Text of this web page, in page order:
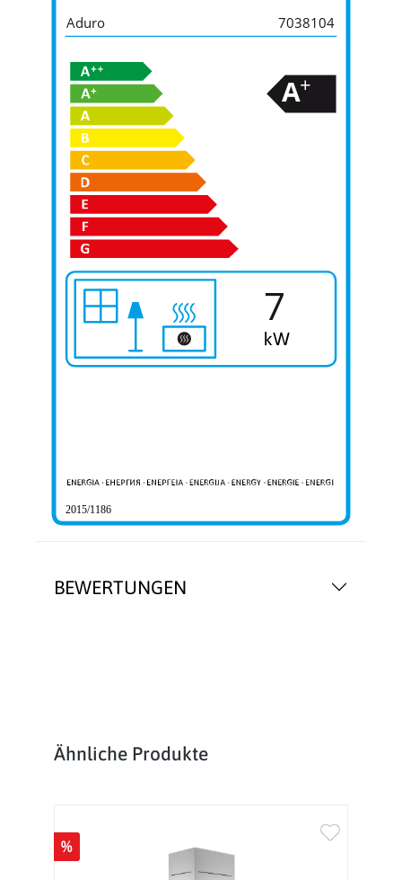
BEWERTUNGEN
Aduro 7038104
2015/1186
7
A+
Produktgalerie überspringen
Ähnliche Produkte
%